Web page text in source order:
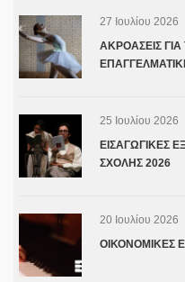
27 Ιουλίου 2026
ΑΚΡΟΑΣΕΙΣ
25 Ιουλίου 2026
ΕΙΣΑΓΩΓΙΚΕΣ
ΣΧΟΛΗΣ 2026
20 Ιουλίου 2026
ΟΙΚΟΝΟΜΙΚΕΣ